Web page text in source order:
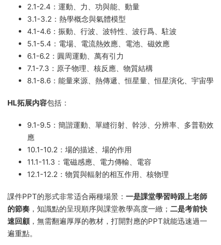
2.1-2.4：運動、力、功與能、動量
3.1-3.2：熱學概念與氣體模型
4.1-4.6：振動、行波、波特性、波行爲、駐波
5.1-5.4：電場、電流熱效應、電池、磁效應
6.1-6.2：圓周運動、萬有引力
7.1-7.3：原子物理、核反應、物質結構
8.1-8.6：能量來源、熱傳遞、恒星量、恒星演化、宇宙學
HL拓展内容包括：
9.1-9.5：簡諧運動、單縫衍射、幹涉、分辨率、多普勒效
應
10.1-10.2：場的描述、場的作用
11.1-11.3：電磁感應、電力傳輸、電容
12.1-12.2：物質與輻射的相互作用、核物理
課件PPT的形式非常适合兩種場景： 一是課堂學習時跟上老師
的節奏 ，知識點的呈現順序與課堂教學高度一緻； 二是考前快
速回顧，無需翻遍厚厚的教材，打開對應的PPT就能迅速過一
遍重點。